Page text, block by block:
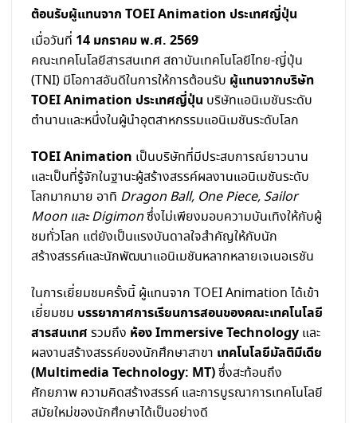
ต้อนรับผู้แทนจาก TOEI Animation ประเทศญี่ปุ่น
เมื่อวันที่ 14 มกราคม พ.ศ. 2569
คณะเทคโนโลยีสารสนเทศ สถาบันเทคโนโลยีไทย-ญี่ปุ่น
(TNI) มีโอกาสอันดีในการให้การต้อนรับ ผู้แทนจากบริษัท
TOEI Animation ประเทศญี่ปุ่น บริษัทแอนิเมชันระดับ
ตำนานและหนึ่งในผู้นำอุตสาหกรรมแอนิเมชันระดับโลก
TOEI Animation เป็นบริษัทที่มีประสบการณ์ยาวนาน
และเป็นที่รู้จักในฐานะผู้สร้างสรรค์ผลงานแอนิเมชันระดับ
โลกมากมาย อาทิ Dragon Ball, One Piece, Sailor
Moon และ Digimonซึ่งไม่เพียงมอบความบันเทิงให้กับผู้
ชมทั่วโลก แต่ยังเป็นแรงบันดาลใจสำคัญให้กับนัก
สร้างสรรค์และนักพัฒนาแอนิเมชันหลากหลายเจเนอเรชัน
ในการเยี่ยมชมครั้งนี้ ผู้แทนจาก TOEI Animation ได้เข้า
เยี่ยมชม บรรยากาศการเรียนการสอนของคณะเทคโนโลยี
สารสนเทศ รวมถึง ห้อง Immersive Technology และ
ผลงานสร้างสรรค์ของนักศึกษาสาขา เทคโนโลยีมัลติมีเดีย
(Multimedia Technology: MT)ซึ่งสะท้อนถึง
ศักยภาพ ความคิดสร้างสรรค์ และการบูรณาการเทคโนโลยี
สมัยใหม่ของนักศึกษาได้เป็นอย่างดี